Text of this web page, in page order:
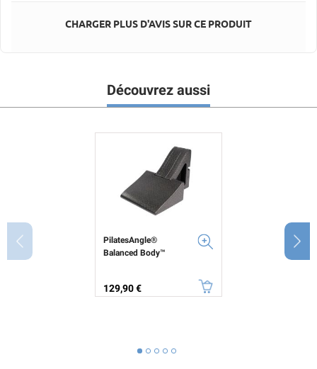
CHARGER PLUS D'AVIS SUR CE PRODUIT
Découvrez aussi
PilatesAngle®
Balanced Body™
Prix
129,90 €